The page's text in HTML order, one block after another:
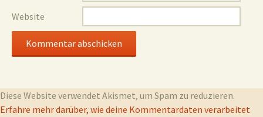
Website
Diese Website verwendet Akismet, um Spam zu reduzieren.
Erfahre mehr darüber, wie deine Kommentardaten verarbeitet